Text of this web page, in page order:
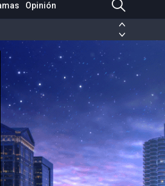
Opinión